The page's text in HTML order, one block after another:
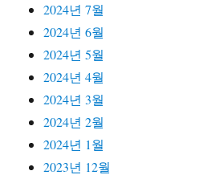
2024년 7월
2024년 6월
2024년 5월
2024년 4월
2024년 3월
2024년 2월
2024년 1월
2023년 12월